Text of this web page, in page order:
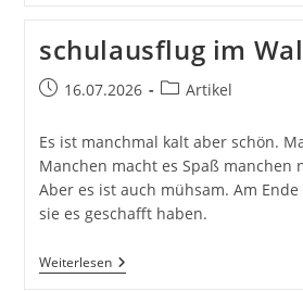
schulausflug im
Beitrag16.07.2026
Beitrags-
Artikel
Es ist manchmal kalt aber schön.
Manchen macht es Spaß manchen
Aber es ist auch mühsam. Am
sie es geschafft haben.
WeiterlesenSchulausflug
Im